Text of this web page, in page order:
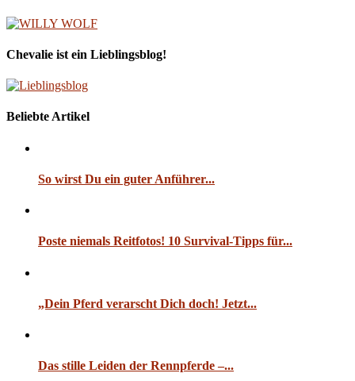
Chevalie ist ein Lieblingsblog!
Beliebte Artikel
So wirst Du ein guter Anführer...
Poste niemals Reitfotos! 10 Survival-Tipps für...
„Dein Pferd verarscht Dich doch! Jetzt...
Das stille Leiden der Rennpferde –...